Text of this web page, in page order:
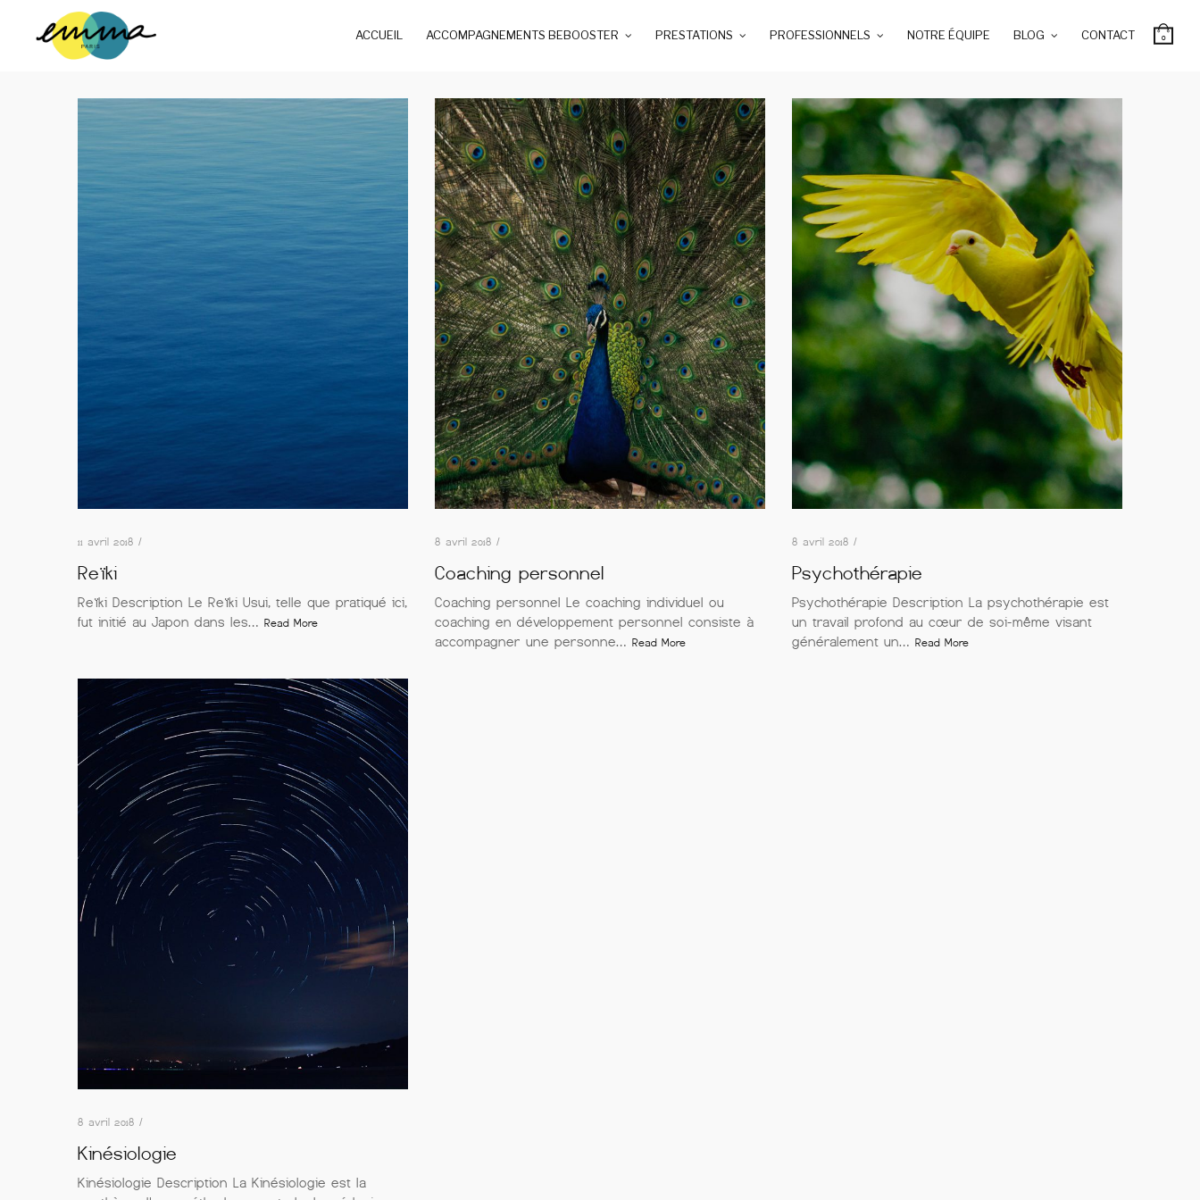
ACCUEIL ACCOMPAGNEMENTS BEBOOSTER PRESTATIONS PROFESSIONNELS NOTRE ÉQUIPE BLOG CONTACT 0
11 avril 2018 /
Reïki
Reïki Description Le Reïki Usui, telle que pratiqué ici,
fut initié au Japon dans les… Read More
8 avril 2018 /
Coaching personnel
Coaching personnel Le coaching individuel ou
coaching en développement personnel consiste à
accompagner une personne… Read More
8 avril 2018 /
Psychothérapie
Psychothérapie Description La psychothérapie est
un travail profond au cœur de soi-même visant
généralement un… Read More
8 avril 2018 /
Kinésiologie
Kinésiologie Description La Kinésiologie est la